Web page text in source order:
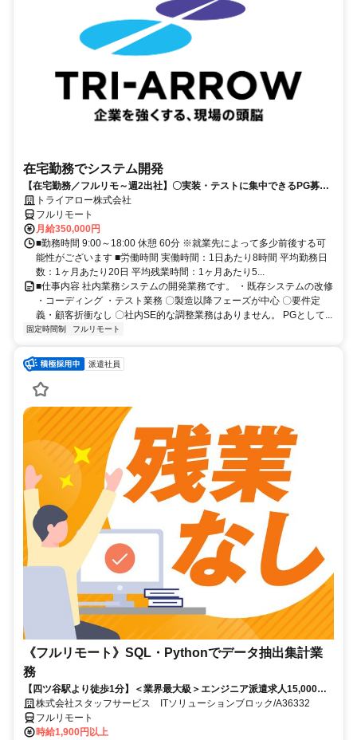
在宅勤務でシステム開発
【在宅勤務／フルリモ～週2出社】〇実装・テストに集中できるPG募集
〇業務用端末貸与あり
トライアロー株式会社
フルリモート
月給350,000円
■勤務時間 9:00～18:00 休憩 60分 ※就業先によって多少前後する可
能性がございます ■労働時間 実働時間：1日あたり8時間 平均勤務日
数：1ヶ月あたり20日 平均残業時間：1ヶ月あたり5...
■仕事内容 社内業務システムの開発業務です。 ・既存システムの改修
・コーディング ・テスト業務 〇製造以降フェーズが中心 〇要件定
義・顧客折衝なし 〇社内SE的な調整業務はありません。 PGとして...
固定時間制 フルリモート
派遣社員
《フルリモート》SQL・Pythonでデータ抽出集計業
務
【四ツ谷駅より徒歩1分】＜業界最大級＞エンジニア派遣求人15,000件
以上◎ 来社不要のカンタン登録→最短2日で就業可能！！
株式会社スタッフサービス ITソリューションブロック/A36332
フルリモート
時給1,900円以上